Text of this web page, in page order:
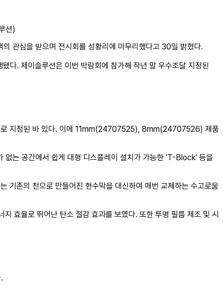
션)
관심을 받으며 전시회를 성황리에 마무리했다고 30일 밝혔다.
다. 제이솔루션은 이번 박람회에 참가해 작년 말 우수조달 지정된
로 지정된 바 있다. 이에 11mm(24707525), 8mm(24707526) 제품
공간에서 쉽게 대형 디스플레이 설치가 가능한 'T-Block' 등을
존의 천으로 만들어진 현수막을 대신하여 매번 교체하는 수고로움
효율로 뛰어난 탄소 절감 효과를 보였다. 또한 투명 필름 제조 및 시